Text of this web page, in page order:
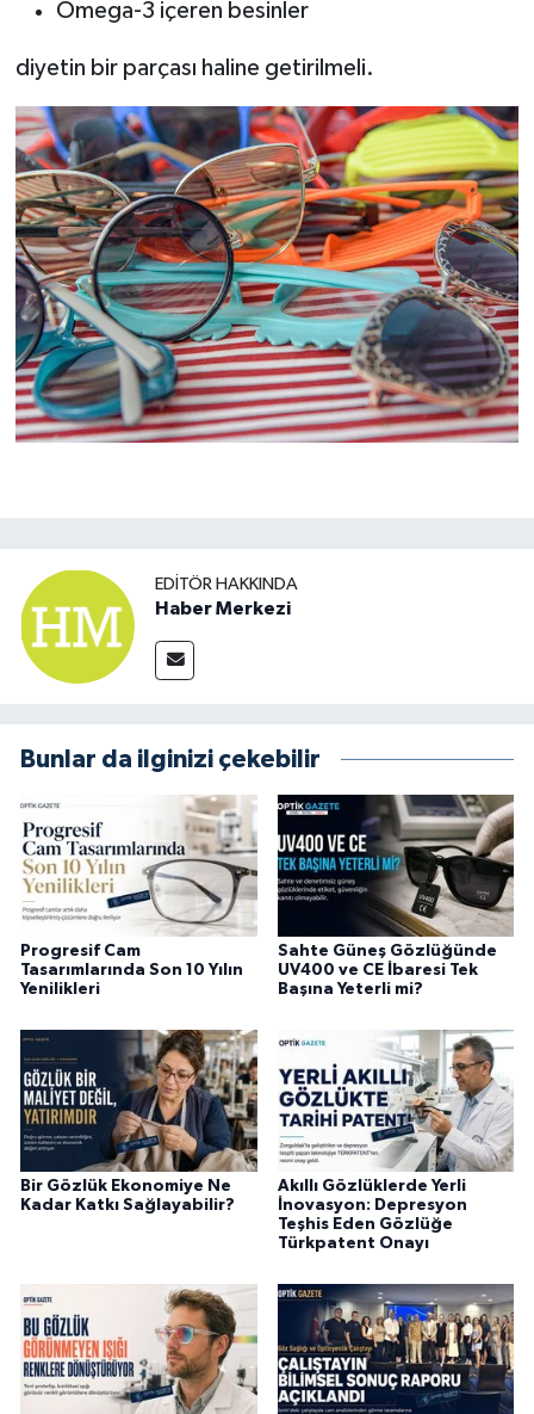
Omega-3 içeren besinler
diyetin bir parçası haline getirilmeli.
EDITÖR HAKKINDA
Haber Merkezi
Bunlar da ilginizi çekebilir
Progresif Cam
Tasarımlarında Son 10 Yılın
Yenilikleri
Sahte Güneş Gözlüğünde
UV400 ve CE İbaresi Tek
Başına Yeterli mi?
Bir Gözlük Ekonomiye Ne
Kadar Katkı Sağlayabilir?
Akıllı Gözlüklerde Yerli
İnovasyon: Depresyon
Teşhis Eden Gözlüğe
Türkpatent Onayı